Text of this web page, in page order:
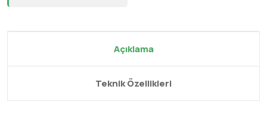
Açıklama
Teknik Özellikleri